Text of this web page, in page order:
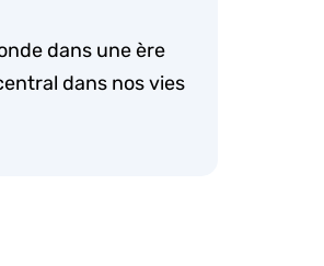
dans une ère
dans nos vies